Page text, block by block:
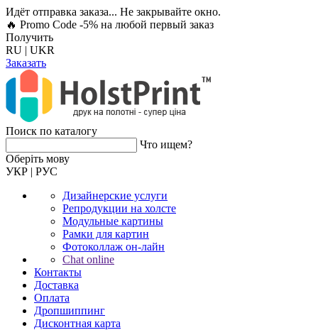
Идёт отправка заказа... Не закрывайте окно.
🔥 Promo Code -5% на любой первый заказ
Получить
RU | UKR
Заказать
Поиск по каталогу
Что ищем?
Оберiть мову
УКР | РУС
Дизайнерские услуги
Репродукции на холсте
Модульные картины
Рамки для картин
Фотоколлаж он-лайн
Chat online
Контакты
Доставка
Оплата
Дропшиппинг
Дисконтная карта